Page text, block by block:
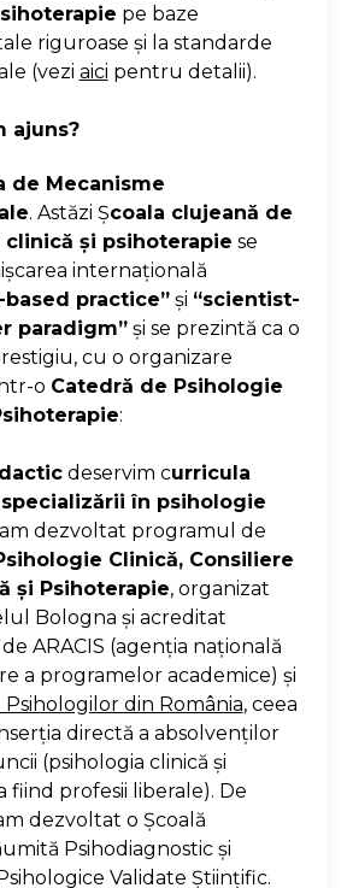
pe baze
riguroase şi la standarde
(vezi aici pentru detalii).
ajuns?
de Mecanisme
. Astăzi Şcoala clujeană de
şi psihoterapie se
internaţională
practice”şi “scientist-
paradigm”şi se prezintă ca o
cu o organizare
o Catedră de Psihologie
:
deservim curricula
specializării în psihologie
dezvoltat programul de
Clinică, Consiliere
şi Psihoterapie, organizat
Bologna şi acreditat
ARACIS (agenţia naţională
a programelor academice) şi
din România, ceea
directă a absolvenţilor
(psihologia clinică şi
fiind profesii liberale). De
dezvoltat o Şcoală
Psihodiagnostic şi
Validate Ştiinţific.